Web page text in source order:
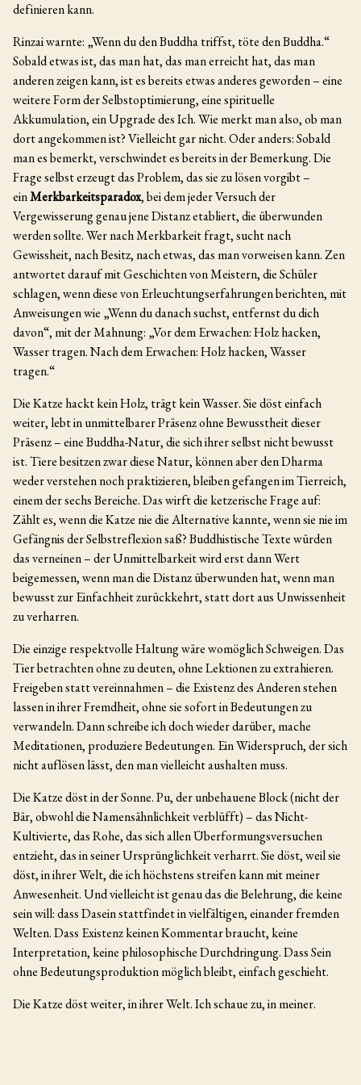
definieren kann.
Rinzai warnte: „Wenn du den Buddha triffst, töte den Buddha.“
Sobald etwas ist, das man hat, das man erreicht hat, das man
anderen zeigen kann, ist es bereits etwas anderes geworden – eine
weitere Form der Selbstoptimierung, eine spirituelle
Akkumulation, ein Upgrade des Ich. Wie merkt man also, ob man
dort angekommen ist? Vielleicht gar nicht. Oder anders: Sobald
man es bemerkt, verschwindet es bereits in der Bemerkung. Die
Frage selbst erzeugt das Problem, das sie zu lösen vorgibt –
einMerkbarkeitsparadox, bei dem jeder Versuch der
Vergewisserung genau jene Distanz etabliert, die überwunden
werden sollte. Wer nach Merkbarkeit fragt, sucht nach
Gewissheit, nach Besitz, nach etwas, das man vorweisen kann. Zen
antwortet darauf mit Geschichten von Meistern, die Schüler
schlagen, wenn diese von Erleuchtungserfahrungen berichten, mit
Anweisungen wie „Wenn du danach suchst, entfernst du dich
davon“, mit der Mahnung: „Vor dem Erwachen: Holz hacken,
Wasser tragen. Nach dem Erwachen: Holz hacken, Wasser
tragen.“
Die Katze hackt kein Holz, trägt kein Wasser. Sie döst einfach
weiter, lebt in unmittelbarer Präsenz ohne Bewusstheit dieser
Präsenz – eine Buddha-Natur, die sich ihrer selbst nicht bewusst
ist. Tiere besitzen zwar diese Natur, können aber den Dharma
weder verstehen noch praktizieren, bleiben gefangen im Tierreich,
einem der sechs Bereiche. Das wirft die ketzerische Frage auf:
Zählt es, wenn die Katze nie die Alternative kannte, wenn sie nie im
Gefängnis der Selbstreflexion saß? Buddhistische Texte würden
das verneinen – der Unmittelbarkeit wird erst dann Wert
beigemessen, wenn man die Distanz überwunden hat, wenn man
bewusst zur Einfachheit zurückkehrt, statt dort aus Unwissenheit
zu verharren.
Die einzige respektvolle Haltung wäre womöglich Schweigen. Das
Tier betrachten ohne zu deuten, ohne Lektionen zu extrahieren.
Freigeben statt vereinnahmen – die Existenz des Anderen stehen
lassen in ihrer Fremdheit, ohne sie sofort in Bedeutungen zu
verwandeln. Dann schreibe ich doch wieder darüber, mache
Meditationen, produziere Bedeutungen. Ein Widerspruch, der sich
nicht auflösen lässt, den man vielleicht aushalten muss.
Die Katze döst in der Sonne. Pu, der unbehauene Block (nicht der
Bär, obwohl die Namensähnlichkeit verblüfft) – das Nicht-
Kultivierte, das Rohe, das sich allen Überformungsversuchen
entzieht, das in seiner Ursprünglichkeit verharrt. Sie döst, weil sie
döst, in ihrer Welt, die ich höchstens streifen kann mit meiner
Anwesenheit. Und vielleicht ist genau das die Belehrung, die keine
sein will: dass Dasein stattfindet in vielfältigen, einander fremden
Welten. Dass Existenz keinen Kommentar braucht, keine
Interpretation, keine philosophische Durchdringung. Dass Sein
ohne Bedeutungsproduktion möglich bleibt, einfach geschieht.
Die Katze döst weiter, in ihrer Welt. Ich schaue zu, in meiner.